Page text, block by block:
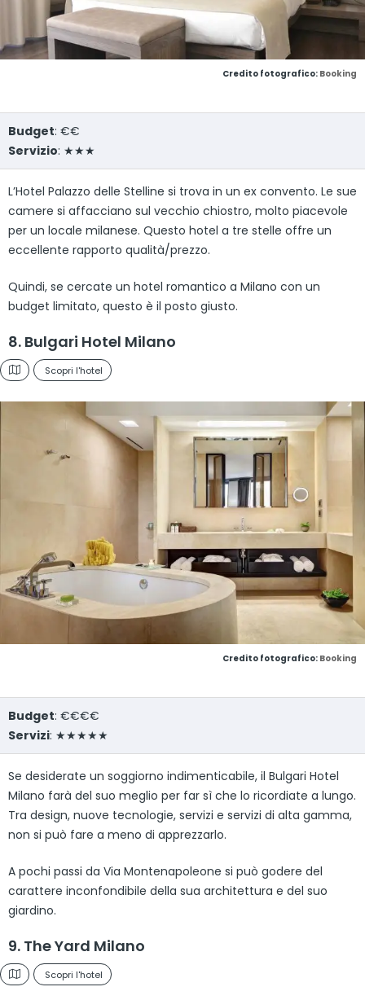
Credito fotografico: Booking
Budget: €€
Servizio: ★★★
L’Hotel Palazzo delle Stelline si trova in un ex convento. Le sue
camere si affacciano sul vecchio chiostro, molto piacevole
per un locale milanese. Questo hotel a tre stelle offre un
eccellente rapporto qualità/prezzo.
Quindi, se cercate un hotel romantico a Milano con un
budget limitato, questo è il posto giusto.
8. Bulgari Hotel Milano
Scopri l'hotel
Credito fotografico: Booking
Budget: €€€€
Servizi: ★★★★★
Se desiderate un soggiorno indimenticabile, il Bulgari Hotel
Milano farà del suo meglio per far sì che lo ricordiate a lungo.
Tra design, nuove tecnologie, servizi e servizi di alta gamma,
non si può fare a meno di apprezzarlo.
A pochi passi da Via Montenapoleone si può godere del
carattere inconfondibile della sua architettura e del suo
giardino.
9. The Yard Milano
Scopri l'hotel